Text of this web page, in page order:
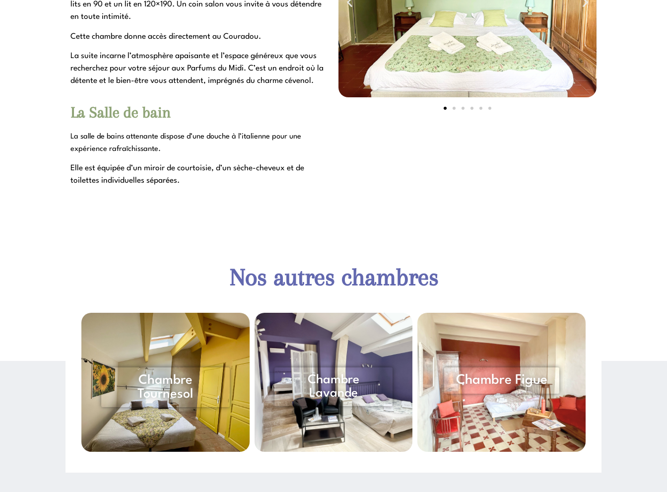
lits en 90 et un lit en 120×190. Un coin salon vous invite à vous détendre
en toute intimité.
Cette chambre donne accès directement au Couradou.
La suite incarne l’atmosphère apaisante et l’espace généreux que vous
recherchez pour votre séjour aux Parfums du Midi. C’est un endroit où la
détente et le bien-être vous attendent, imprégnés du charme cévenol.
La Salle de bain
La salle de bains attenante dispose d’une douche à l’italienne pour une
expérience rafraîchissante.
Elle est équipée d’un miroir de courtoisie, d’un sèche-cheveux et de
toilettes individuelles séparées.
Nos autres chambres
Chambre
Tournesol
Chambre
Lavande
Chambre Figue